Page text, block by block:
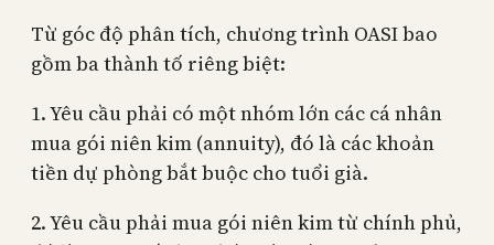
Từ góc độ phân tích, chương trình OASI bao
gồm ba thành tố riêng biệt:
1. Yêu cầu phải có một nhóm lớn các cá nhân
mua gói niên kim (annuity), đó là các khoản
tiền dự phòng bắt buộc cho tuổi già.
2. Yêu cầu phải mua gói niên kim từ chính phủ,